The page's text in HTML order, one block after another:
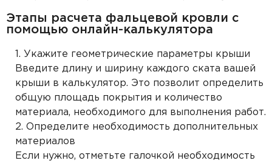
Этапы расчета фальцевой кровли с
помощью онлайн-калькулятора
Укажите геометрические параметры крыши
Введите длину и ширину каждого ската вашей
крыши в калькулятор. Это позволит определить
общую площадь покрытия и количество
материала, необходимого для выполнения работ.
Определите необходимость дополнительных
материалов
Если нужно, отметьте галочкой необходимость